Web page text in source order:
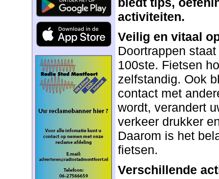
activiteiten.
Veilig en vitaal
Doortrappen
100ste. Fietsen
zelfstandig. Ook
contact met
wordt, verandert
verkeer drukker
Daarom is het
fietsen.
Verschillende